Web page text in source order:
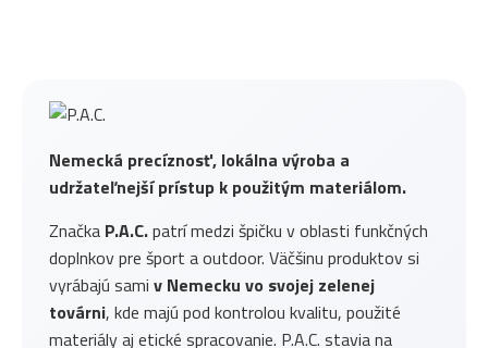
Nemecká precíznosť, lokálna výroba a
udržateľnejší prístup k použitým materiálom.
Značka P.A.C.patrí medzi špičku v oblasti funkčných
doplnkov pre šport a outdoor. Väčšinu produktov si
vyrábajú sami v Nemecku vo svojej zelenej
továrni, kde majú pod kontrolou kvalitu, použité
materiály aj etické spracovanie. P.A.C. stavia na